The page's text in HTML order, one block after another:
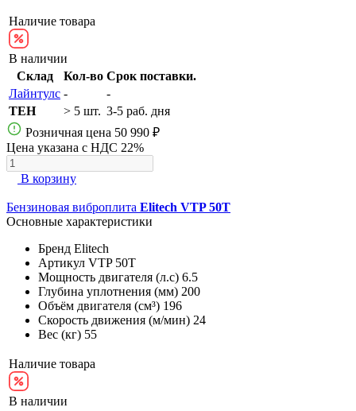
Наличие товара
В наличии
Склад
Кол-во Срок поставки.
Лайнтулс -
-
TEH
> 5 шт. 3-5 раб. дня
Розничная цена 50 990 ₽
Цена указана с НДС 22%
В корзину
Бензиновая виброплита Elitech VTP 50T
Основные характеристики
Бренд Elitech
Артикул VTP 50T
Мощность двигателя (л.с) 6.5
Глубина уплотнения (мм) 200
Объём двигателя (см³) 196
Скорость движения (м/мин) 24
Вес (кг) 55
Наличие товара
В наличии